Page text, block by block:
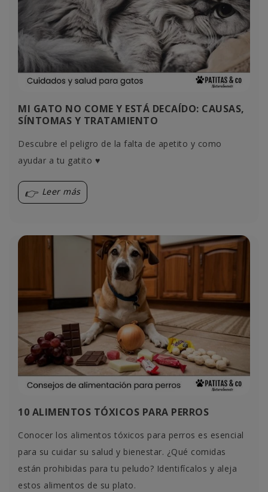
MI GATO NO COME Y ESTÁ DECAÍDO: CAUSAS,
SÍNTOMAS Y TRATAMIENTO
Descubre el peligro de la falta de apetito y como
ayudar a tu gatito ♥️
Leer más
10 ALIMENTOS TÓXICOS PARA PERROS
Conocer los alimentos tóxicos para perros es esencial
para su cuidar su salud y bienestar. ¿Qué comidas
están prohibidas para tu peludo? Identifícalos y aleja
estos alimentos de su plato.